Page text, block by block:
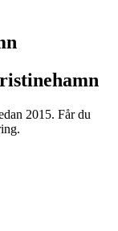
2015. Får du